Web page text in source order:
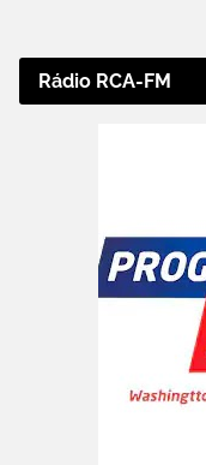
Rádio RCA-FM